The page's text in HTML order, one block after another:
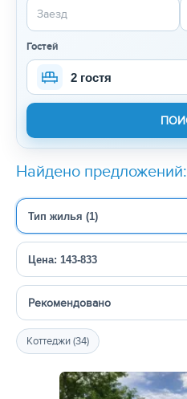
Гостей
2 гостя
Найдено предложений:
Тип жилья (1)
Цена: 143-833
Сортировка
Коттеджи (34)